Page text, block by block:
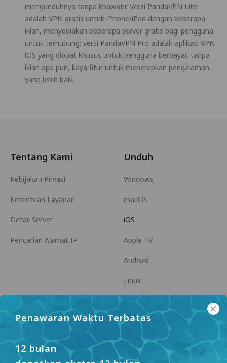
mengunduhnya tanpa khawatir. Versi PandaVPN Lite
adalah VPN gratis untuk iPhone/iPad dengan beberapa
iklan, menyediakan beberapa server gratis bagi pengguna
untuk terhubung; versi PandaVPN Pro adalah aplikasi VPN
iOS yang dibuat khusus untuk pengguna berbayar, tanpa
iklan apa pun, kaya fitur untuk menerapkan pengalaman
yang lebih baik.
Penawaran Waktu Terbatas
12 bulan
Tentang Kami
Kebijakan Privasi
Ketentuan Layanan
Detail Server
Pencarian Alamat IP
Unduh
Windows
macOS
iOS
Apple TV
Android
Linux
Android TV
Pusat Bantuan
panda7x24@gmail.com
Kerja Sama
Menjadi Afiliasi